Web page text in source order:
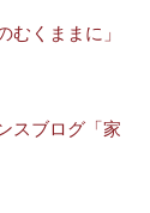
むくままに」
スブログ「家